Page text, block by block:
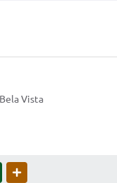
Vista
WHATSAPP